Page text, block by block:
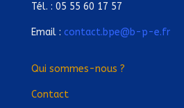
Tél. : 05 55 60 17 57
Email : contact.bpe@b-p-e.fr
Qui sommes-nous ?
Contact